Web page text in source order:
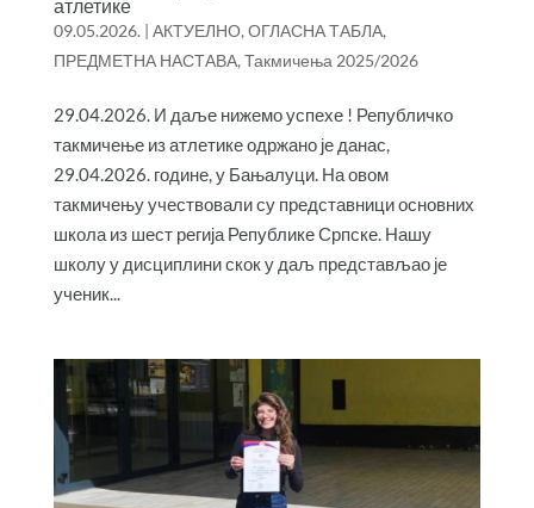
атлетике
09.05.2026. | АКТУЕЛНО, ОГЛАСНА ТАБЛА,
ПРЕДМЕТНА НАСТАВА, Такмичења 2025/2026
29.04.2026. И даље нижемо успехе ! Републичко
такмичење из атлетике одржано је данас,
29.04.2026. године, у Бањалуци. На овом
такмичењу учествовали су представници основних
школа из шест регија Републике Српске. Нашу
школу у дисциплини скок у даљ представљао је
ученик...